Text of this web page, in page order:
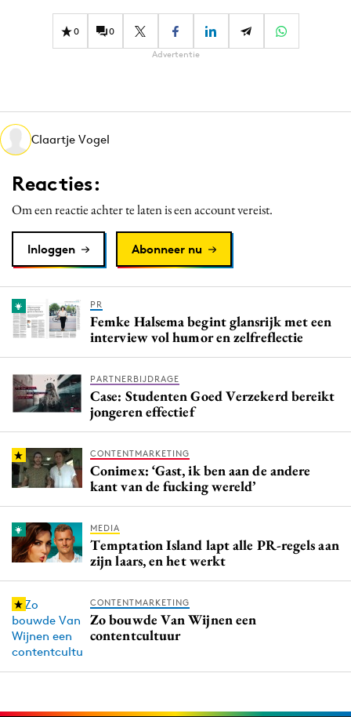
Customer Experience
Data & Insights
Digital transformation
Diversiteit
Effectiviteit
Gedragsverandering
Interne communicatie
Martech
Merkstrategie
PR
Purpose Marketing
Reputatie & crisis
0 0
Advertentie
Claartje Vogel
Reacties:
Om een reactie achter te laten is een account vereist.
Inloggen Abonneer nu
PR
Femke Halsema begint glansrijk met een
interview vol humor en zelfreflectie
PARTNERBIJDRAGE
Case: Studenten Goed Verzekerd bereikt
jongeren effectief
CONTENTMARKETING
Conimex: ‘Gast, ik ben aan de andere
kant van de fucking wereld’
MEDIA
Temptation Island lapt alle PR-regels aan
zijn laars, en het werkt
CONTENTMARKETING
Zo bouwde Van Wijnen een
contentcultuur